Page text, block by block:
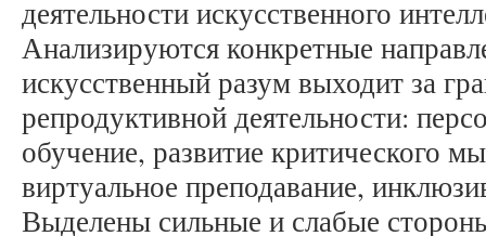
деятельности искусственного
Анализируются конкретные
искусственный разум выходит за
репродуктивной деятельности:
обучение, развитие критического
виртуальное преподавание,
Выделены сильные и слабые